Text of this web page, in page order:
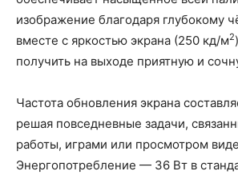
изображение благодаря глубокому
вместе с яркостью экрана (250 кд/м2
получить на выходе приятную и
Частота обновления экрана
решая повседневные задачи,
работы, играми или просмотром
Энергопотребление — 36 Вт в